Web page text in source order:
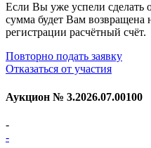
Если Вы уже успели сделать
сумма будет Вам
регистрации расчётный счёт.
Повторно подать заявку
Отказаться от участия
Аукцион № 3.2026.07.00100
-
-